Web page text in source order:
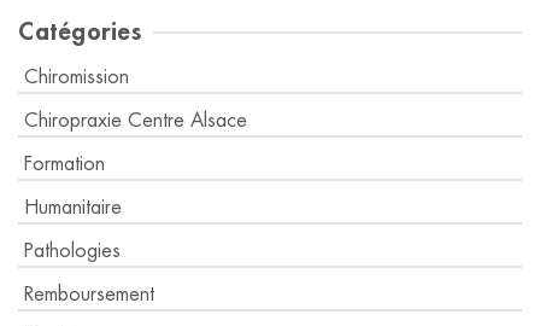
Catégories
Chiromission
Chiropraxie Centre Alsace
Formation
Humanitaire
Pathologies
Remboursement